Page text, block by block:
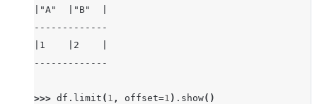
|"A"  |"B"  |
-------------
|1    |2    |
-------------
>>> df . limit ( 1 , offset=1 ) . show()